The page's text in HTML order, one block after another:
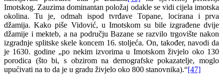
Imotskog. Zauzima dominantan položaj odakle se vidi cijela imotska
okolina. Tu je, odmah ispod tvrđave Topane, locirana i prva
džamija. Kako piše Vidović, u Imotskom su bile izgrađene dvije
džamije i mekteb, a na području Bazane se razvilo trgovište nakon
izgradnje splitske skele koncem 16. stoljeća. On, također, navodi da
je 1630. godine „po nekim izvorima u Imotskom živjelo oko 130
porodica (što bi, s obzirom na demografske pokazatelje, moglo
upućivati na to da je u gradu živjelo oko 800 stanovnika).“[47]